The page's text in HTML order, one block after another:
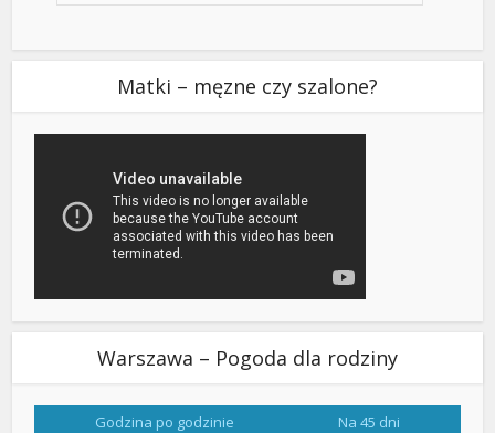
Matki – męzne czy szalone?
Warszawa – Pogoda dla rodziny
Godzina po godzinie Na 45 dni